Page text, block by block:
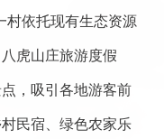
村依托现有生态资源
虎山庄旅游度假
，吸引各地游客前
民宿、绿色农家乐